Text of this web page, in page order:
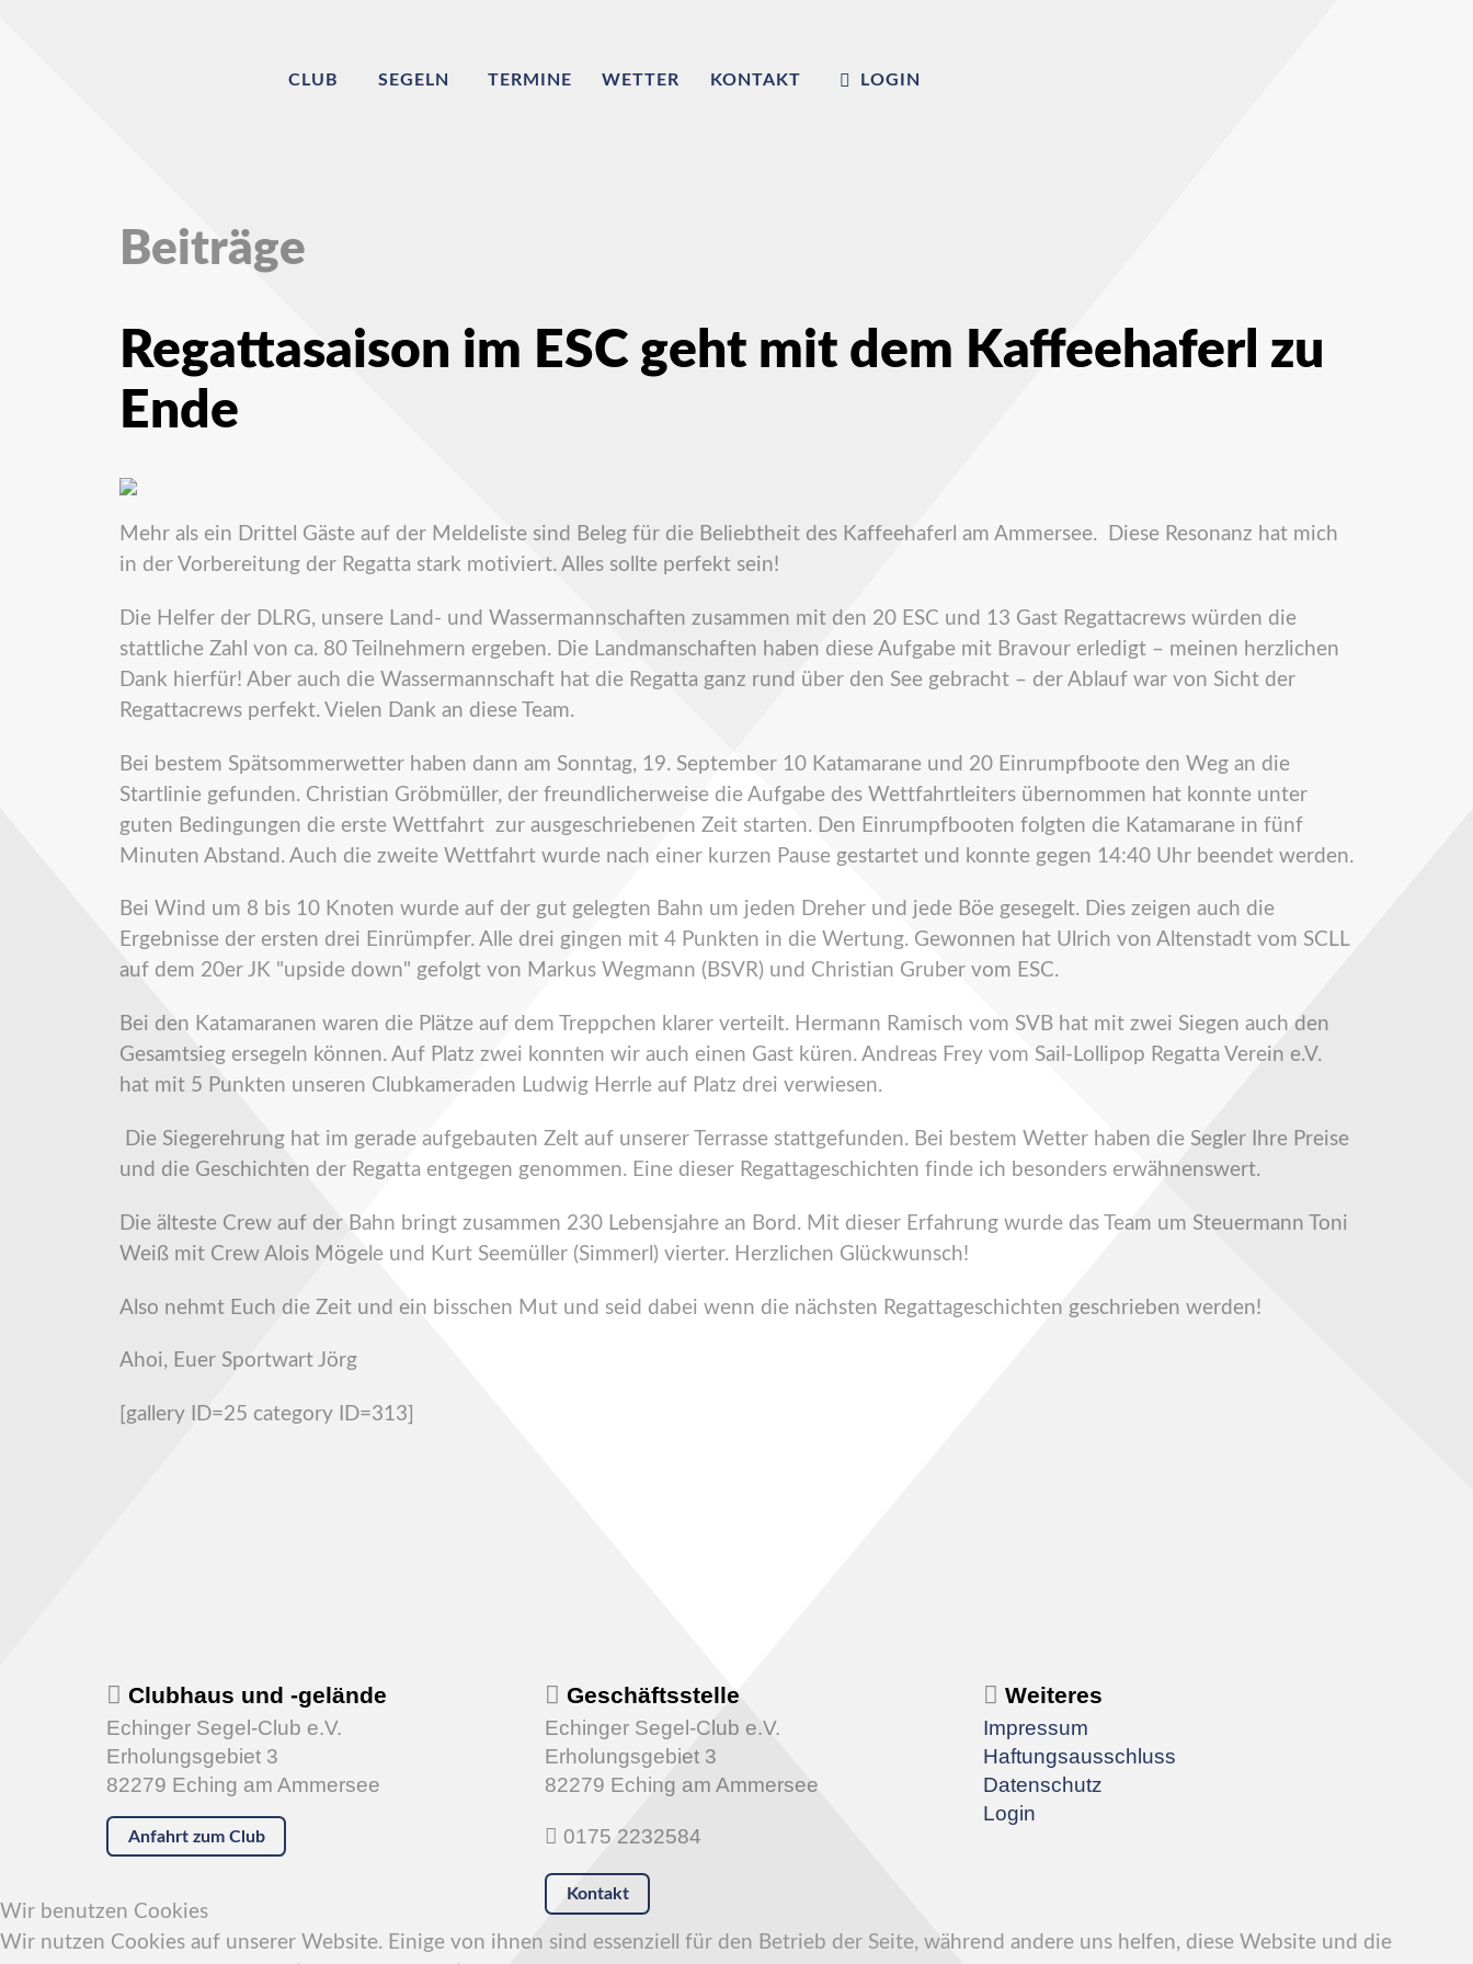
CLUB SEGELN TERMINE WETTER KONTAKT LOGIN
Beiträge
Regattasaison im ESC geht mit dem Kaffeehaferl zu
Ende
Mehr als ein Drittel Gäste auf der Meldeliste sind Beleg für die Beliebtheit des Kaffeehaferl am Ammersee. Diese Resonanz hat mich
in der Vorbereitung der Regatta stark motiviert. Alles sollte perfekt sein!
Die Helfer der DLRG, unsere Land- und Wassermannschaften zusammen mit den 20 ESC und 13 Gast Regattacrews würden die
stattliche Zahl von ca. 80 Teilnehmern ergeben. Die Landmanschaften haben diese Aufgabe mit Bravour erledigt – meinen herzlichen
Dank hierfür! Aber auch die Wassermannschaft hat die Regatta ganz rund über den See gebracht – der Ablauf war von Sicht der
Regattacrews perfekt. Vielen Dank an diese Team.
Bei bestem Spätsommerwetter haben dann am Sonntag, 19. September 10 Katamarane und 20 Einrumpfboote den Weg an die
Startlinie gefunden. Christian Gröbmüller, der freundlicherweise die Aufgabe des Wettfahrtleiters übernommen hat konnte unter
guten Bedingungen die erste Wettfahrt zur ausgeschriebenen Zeit starten. Den Einrumpfbooten folgten die Katamarane in fünf
Minuten Abstand. Auch die zweite Wettfahrt wurde nach einer kurzen Pause gestartet und konnte gegen 14:40 Uhr beendet werden.
Bei Wind um 8 bis 10 Knoten wurde auf der gut gelegten Bahn um jeden Dreher und jede Böe gesegelt. Dies zeigen auch die
Ergebnisse der ersten drei Einrümpfer. Alle drei gingen mit 4 Punkten in die Wertung. Gewonnen hat Ulrich von Altenstadt vom SCLL
auf dem 20er JK "upside down" gefolgt von Markus Wegmann (BSVR) und Christian Gruber vom ESC.
Bei den Katamaranen waren die Plätze auf dem Treppchen klarer verteilt. Hermann Ramisch vom SVB hat mit zwei Siegen auch den
Gesamtsieg ersegeln können. Auf Platz zwei konnten wir auch einen Gast küren. Andreas Frey vom Sail-Lollipop Regatta Verein e.V.
hat mit 5 Punkten unseren Clubkameraden Ludwig Herrle auf Platz drei verwiesen.
Die Siegerehrung hat im gerade aufgebauten Zelt auf unserer Terrasse stattgefunden. Bei bestem Wetter haben die Segler Ihre Preise
und die Geschichten der Regatta entgegen genommen. Eine dieser Regattageschichten finde ich besonders erwähnenswert.
Die älteste Crew auf der Bahn bringt zusammen 230 Lebensjahre an Bord. Mit dieser Erfahrung wurde das Team um Steuermann Toni
Weiß mit Crew Alois Mögele und Kurt Seemüller (Simmerl) vierter. Herzlichen Glückwunsch!
Also nehmt Euch die Zeit und ein bisschen Mut und seid dabei wenn die nächsten Regattageschichten geschrieben werden!
Ahoi, Euer Sportwart Jörg
[gallery ID=25 category ID=313]
Clubhaus und -gelände
Echinger Segel-Club e.V.
Erholungsgebiet 3
82279 Eching am Ammersee
Anfahrt zum Club
Geschäftsstelle
Echinger Segel-Club e.V.
Erholungsgebiet 3
82279 Eching am Ammersee
0175 2232584
Kontakt
Weiteres
Impressum
Haftungsausschluss
Datenschutz
Login
Wir benutzen Cookies
Wir nutzen Cookies auf unserer Website. Einige von ihnen sind essenziell für den Betrieb der Seite, während andere uns helfen, diese Website und die